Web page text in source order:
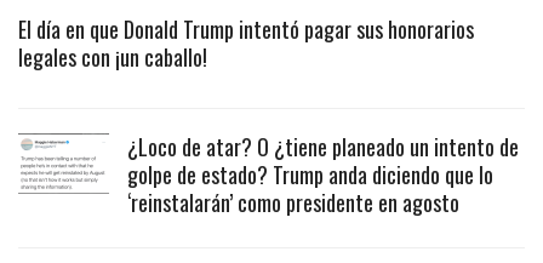
El día en que Donald Trump intentó pagar sus honorarios
legales con ¡un caballo!
¿Loco de atar? O ¿tiene planeado un intento de
golpe de estado? Trump anda diciendo que lo
‘reinstalarán’ como presidente en agosto